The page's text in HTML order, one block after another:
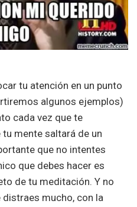
tu atención en un punto
algunos ejemplos)
cada vez que te
mente saltará de un
que no intentes
que debes hacer es
de tu meditación. Y no
mucho, con la